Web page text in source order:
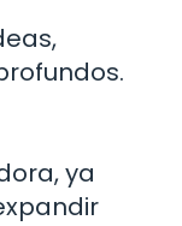
ya